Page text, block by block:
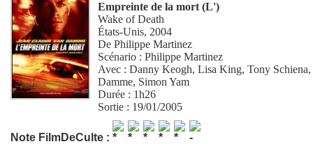
Empreinte de la mort (L')
Wake of Death
États-Unis, 2004
DePhilippe Martinez
Scénario :Philippe Martinez
Avec :Danny Keogh,Lisa King,Tony Schiena
Damme, Simon Yam
Durée : 1h26
Sortie : 19/01/2005
Note FilmDeCulte :